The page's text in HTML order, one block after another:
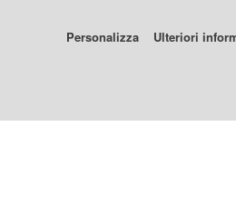
Portachiavi tondo legno:
personalizzabile solo fronte, retro
Tempi di consegna:ricevi il prodotto
Noi e i nostri partner ci atteniamo al
Archiviare informazioni su dispositivo
geolocalizzazione precisi e
Personalizza Ulteriori